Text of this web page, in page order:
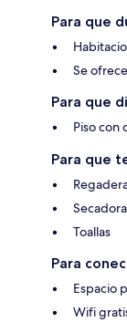
Para que
Se
Para que
Piso con
Para que
Toallas
Para
Espacio
Wifi